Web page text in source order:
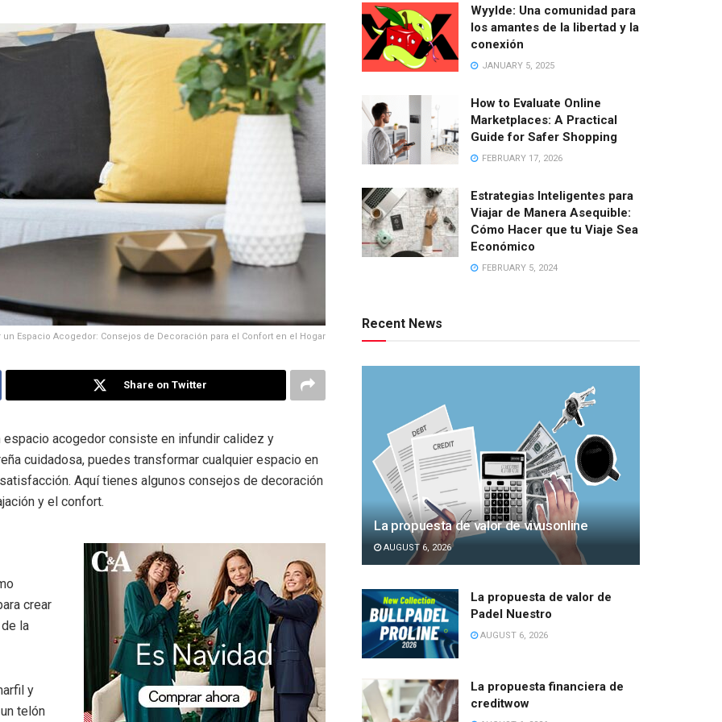
un Espacio Acogedor: Consejos de Decoración para el Confort en el Hogar
Share on Twitter
acogedor consiste en infundir calidez y
cuidadosa, puedes transformar cualquier espacio en
Aquí tienes algunos consejos de decoración
y el confort.
crear
la
y
telón
Wyylde: Una comunidad para
los amantes de la libertad y la
conexión
JANUARY 5, 2025
How to Evaluate Online
Marketplaces: A Practical
Guide for Safer Shopping
FEBRUARY 17, 2026
Estrategias Inteligentes para
Viajar de Manera Asequible:
Cómo Hacer que tu Viaje Sea
Económico
FEBRUARY 5, 2024
Recent News
La propuesta de valor de vivusonline
AUGUST 6, 2026
La propuesta de valor de
Padel Nuestro
AUGUST 6, 2026
La propuesta financiera de
creditwow